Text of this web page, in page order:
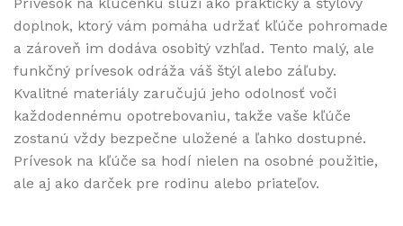
Prívesok na kľúčenku slúži ako praktický a štýlový
doplnok, ktorý vám pomáha udržať kľúče pohromade
a zároveň im dodáva osobitý vzhľad. Tento malý, ale
funkčný prívesok odráža váš štýl alebo záľuby.
Kvalitné materiály zaručujú jeho odolnosť voči
každodennému opotrebovaniu, takže vaše kľúče
zostanú vždy bezpečne uložené a ľahko dostupné.
Prívesok na kľúče sa hodí nielen na osobné použitie,
ale aj ako darček pre rodinu alebo priateľov.